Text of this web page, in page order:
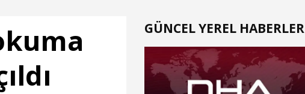
GÜNCEL YEREL HABERLER